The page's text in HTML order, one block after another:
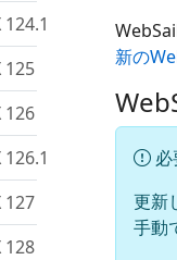
124.1
125
126
126.1
127
128
新の
更新
手動